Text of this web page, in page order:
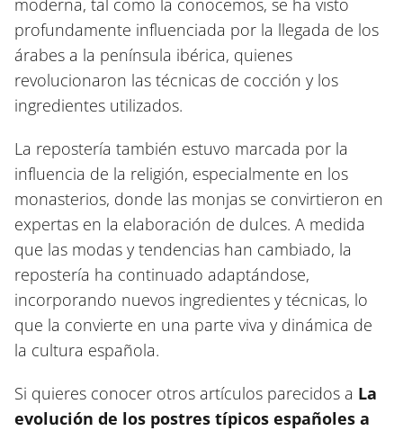
profundamente influenciada por la llegada de los
árabes a la península ibérica, quienes
revolucionaron las técnicas de cocción y los
ingredientes utilizados.
La repostería también estuvo marcada por la
influencia de la religión, especialmente en los
monasterios, donde las monjas se convirtieron en
expertas en la elaboración de dulces. A medida
que las modas y tendencias han cambiado, la
repostería ha continuado adaptándose,
incorporando nuevos ingredientes y técnicas, lo
que la convierte en una parte viva y dinámica de
la cultura española.
Si quieres conocer otros artículos parecidos a La
evolución de los postres típicos españoles a